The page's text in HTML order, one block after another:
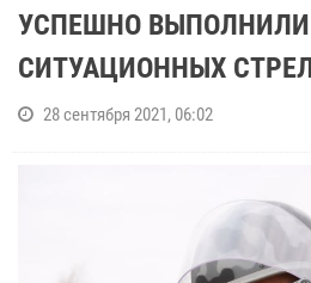
УСПЕШНО
СИТУАЦИОННЫХ
28 сентября 2021, 06:02